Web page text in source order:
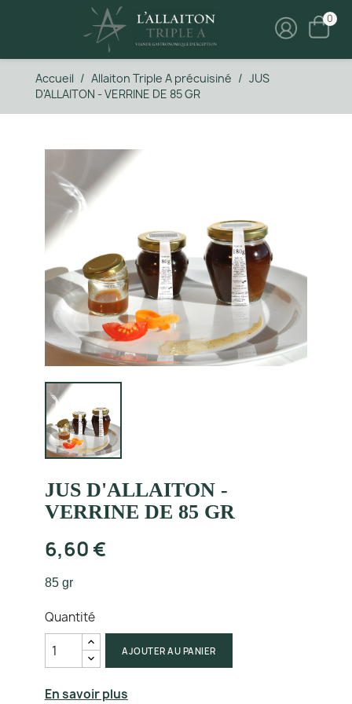
0
Accueil Allaiton Triple A précuisiné
JUS
D'ALLAITON - VERRINE DE 85 GR
JUS D'ALLAITON -
VERRINE DE 85 GR
6,60 €
85 gr
Quantité
AJOUTER AU PANIER
En savoir plus